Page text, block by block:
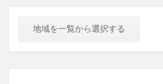
地域を一覧から選択する